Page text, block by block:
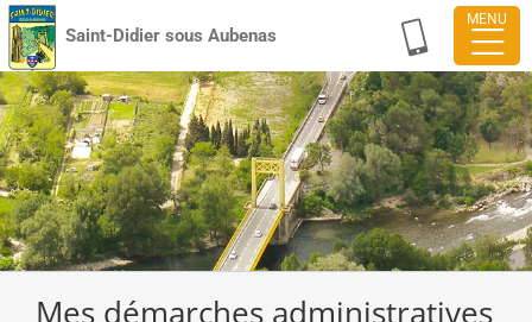
Passer
au
contenu
Saint-Didier sous Aubenas
Mes démarches administratives